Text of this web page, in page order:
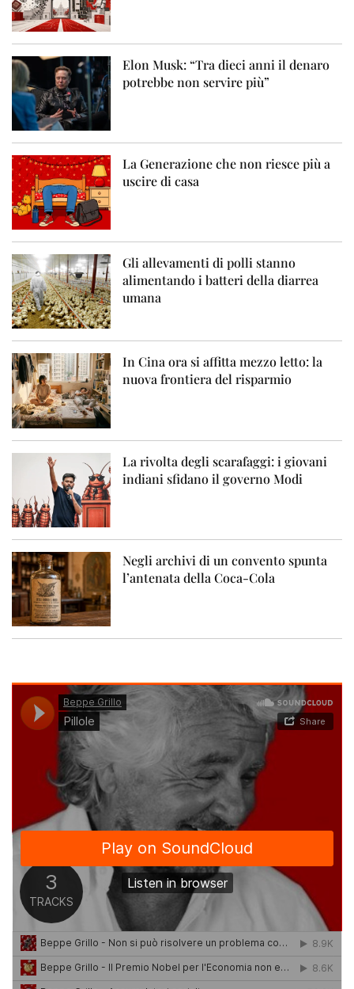
Elon Musk: “Tra dieci anni il denaro
potrebbe non servire più”
La Generazione che non riesce più a
uscire di casa
Gli allevamenti di polli stanno
alimentando i batteri della diarrea
umana
In Cina ora si affitta mezzo letto: la
nuova frontiera del risparmio
La rivolta degli scarafaggi: i giovani
indiani sfidano il governo Modi
Negli archivi di un convento spunta
l’antenata della Coca-Cola